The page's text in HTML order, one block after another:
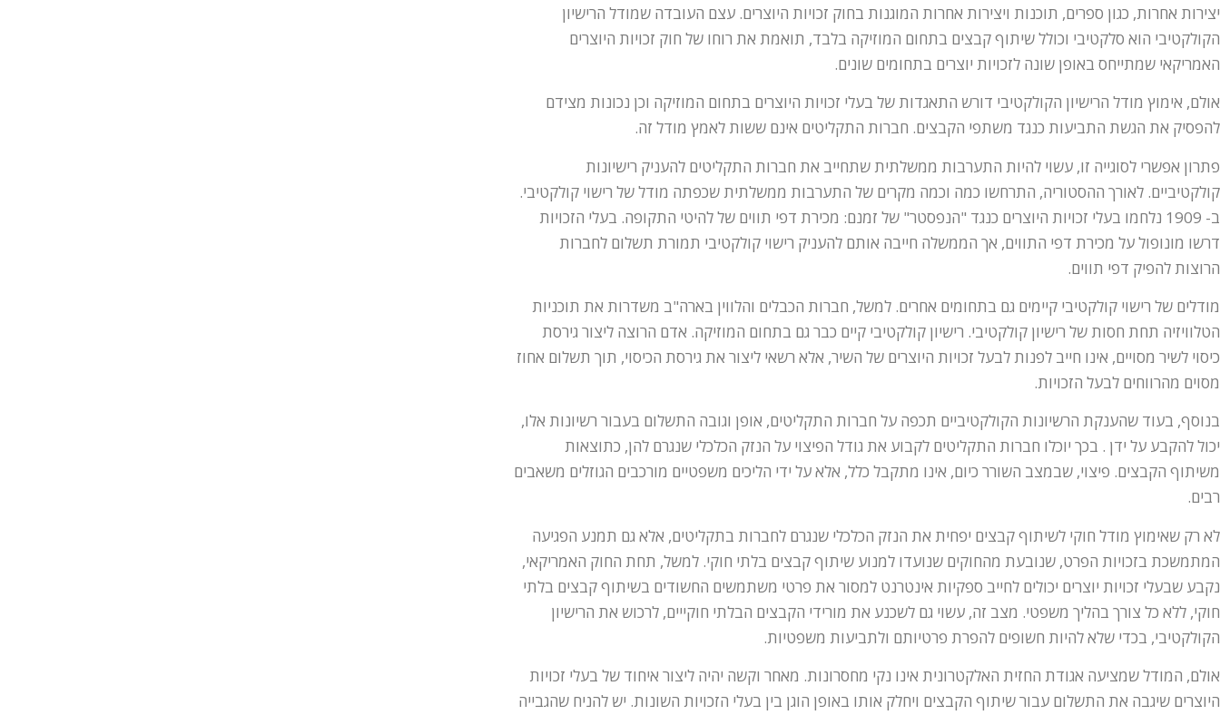
יצירות אחרות, כגון ספרים, תוכנות ויצירות אחרות המוגנות בחוק זכויות היוצרים. עצם העובדה שמודל הרישיון
הקולקטיבי הוא סלקטיבי וכולל שיתוף קבצים בתחום המוזיקה בלבד, תואמת את רוחו של חוק זכויות היוצרים
האמריקאי שמתייחס באופן שונה לזכויות יוצרים בתחומים שונים.
אולם, אימוץ מודל הרישיון הקולקטיבי דורש התאגדות של בעלי זכויות היוצרים בתחום המוזיקה וכן נכונות מצידם
להפסיק את הגשת התביעות כנגד משתפי הקבצים. חברות התקליטים אינם ששות לאמץ מודל זה.
פתרון אפשרי לסוגייה זו, עשוי להיות התערבות ממשלתית שתחייב את חברות התקליטים להעניק רישיונות
קולקטיביים. לאורך ההסטוריה, התרחשו כמה וכמה מקרים של התערבות ממשלתית שכפתה מודל של רישוי קולקטיבי.
ב- 1909 נלחמו בעלי זכויות היוצרים כנגד "הנפסטר" של זמנם: מכירת דפי תווים של להיטי התקופה. בעלי הזכויות
דרשו מונופול על מכירת דפי התווים, אך הממשלה חייבה אותם להעניק רישוי קולקטיבי תמורת תשלום לחברות
הרוצות להפיק דפי תווים.
מודלים של רישוי קולקטיבי קיימים גם בתחומים אחרים. למשל, חברות הכבלים והלווין בארה"ב משדרות את תוכניות
הטלוויזיה תחת חסות של רישיון קולקטיבי. רישיון קולקטיבי קיים כבר גם בתחום המוזיקה. אדם הרוצה ליצור גירסת
כיסוי לשיר מסויים, אינו חייב לפנות לבעל זכויות היוצרים של השיר, אלא רשאי ליצור את גירסת הכיסוי, תוך תשלום אחוז
מסוים מהרווחים לבעל הזכויות.
בנוסף, בעוד שהענקת הרשיונות הקולקטיביים תכפה על חברות התקליטים, אופן וגובה התשלום בעבור רשיונות אלו,
יכול להקבע על ידן . בכך יוכלו חברות התקליטים לקבוע את גודל הפיצוי על הנזק הכלכלי שנגרם להן, כתוצאות
משיתוף הקבצים. פיצוי, שבמצב השורר כיום, אינו מתקבל כלל, אלא על ידי הליכים משפטיים מורכבים הגוזלים משאבים
רבים.
לא רק שאימוץ מודל חוקי לשיתוף קבצים יפחית את הנזק הכלכלי שנגרם לחברות בתקליטים, אלא גם תמנע הפגיעה
המתמשכת בזכויות הפרט, שנובעת מהחוקים שנועדו למנוע שיתוף קבצים בלתי חוקי. למשל, תחת החוק האמריקאי,
נקבע שבעלי זכויות יוצרים יכולים לחייב ספקיות אינטרנט למסור את פרטי משתמשים החשודים בשיתוף קבצים בלתי
חוקי, ללא כל צורך בהליך משפטי. מצב זה, עשוי גם לשכנע את מורידי הקבצים הבלתי חוקייים, לרכוש את הרישיון
הקולקטיבי, בכדי שלא להיות חשופים להפרת פרטיותם ולתביעות משפטיות.
אולם, המודל שמציעה אגודת החזית האלקטרונית אינו נקי מחסרונות. מאחר וקשה יהיה ליצור איחוד של בעלי זכויות
היוצרים שיגבה את התשלום עבור שיתוף הקבצים ויחלק אותו באופן הוגן בין בעלי הזכויות השונות. יש להניח שהגבייה